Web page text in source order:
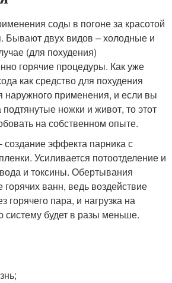
соды в погоне за красотой
Бывают двух видов – холодные и
(для похудения)
горячие процедуры. Как уже
как средство для похудения
наружного применения, и если вы
подтянутые ножки и живот, то этот
на собственном опыте.
эффекта парника с
Усиливается потоотделение и
и токсины. Обертывания
горячих ванн, ведь воздействие
горячего пара, и нагрузка на
систему будет в разы меньше.